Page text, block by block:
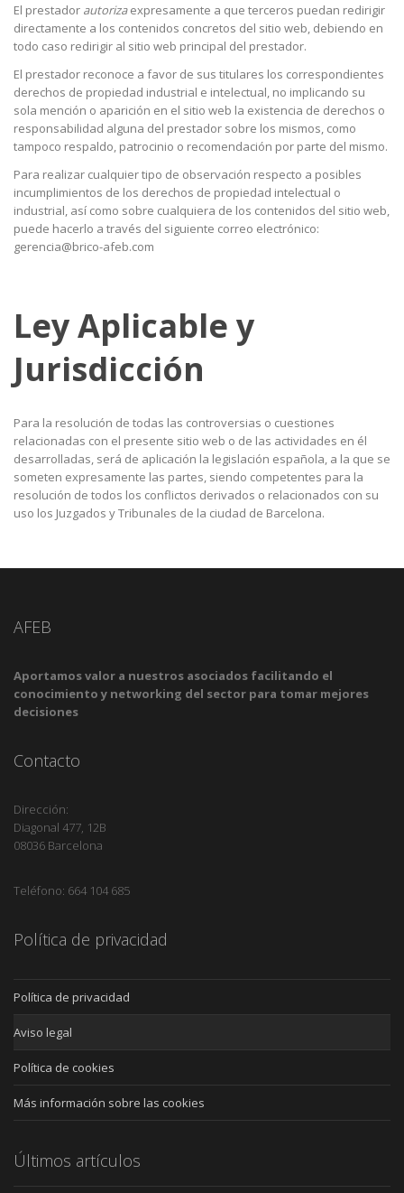
El prestador autorizaexpresamente a que terceros puedan redirigir
directamente a los contenidos concretos del sitio web, debiendo en
todo caso redirigir al sitio web principal del prestador.
El prestador reconoce a favor de sus titulares los correspondientes
derechos de propiedad industrial e intelectual, no implicando su
sola mención o aparición en el sitio web la existencia de derechos o
responsabilidad alguna del prestador sobre los mismos, como
tampoco respaldo, patrocinio o recomendación por parte del mismo.
Para realizar cualquier tipo de observación respecto a posibles
incumplimientos de los derechos de propiedad intelectual o
industrial, así como sobre cualquiera de los contenidos del sitio web,
puede hacerlo a través del siguiente correo electrónico:
gerencia@brico-afeb.com
Ley Aplicable y
Jurisdicción
Para la resolución de todas las controversias o cuestiones
relacionadas con el presente sitio web o de las actividades en él
desarrolladas, será de aplicación la legislación española, a la que se
someten expresamente las partes, siendo competentes para la
resolución de todos los conflictos derivados o relacionados con su
uso los Juzgados y Tribunales de la ciudad de Barcelona.
AFEB
Aportamos valor a nuestros asociados facilitando el
conocimiento y networking del sector para tomar mejores
decisiones
Contacto
Dirección:
Diagonal 477, 12B
08036 Barcelona
Teléfono: 664 104 685
Política de privacidad
Política de privacidad
Aviso legal
Política de cookies
Más información sobre las cookies
Últimos artículos